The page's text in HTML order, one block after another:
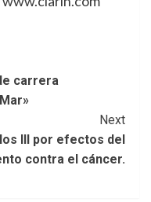
carrera
Next
III por efectos del
contra el cáncer.